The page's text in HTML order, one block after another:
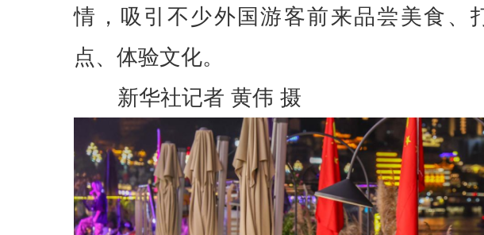
情，吸引不少外国游客前来品尝美食、
点、体验文化。
新华社记者 黄伟 摄